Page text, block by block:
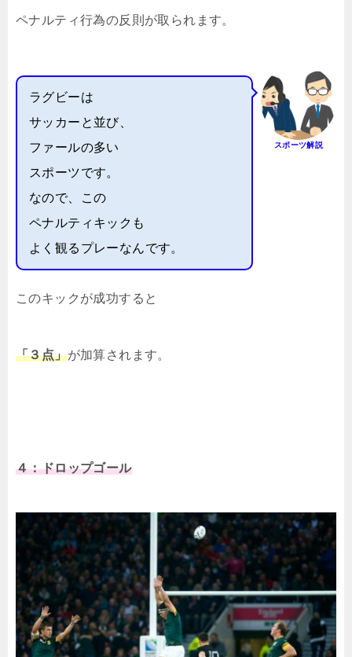
ペナルティ行為の反則が取られます。
ラグビーは
サッカーと並び、
ファールの多い
スポーツです。
なので、この
ペナルティキックも
よく観るプレーなんです。
スポーツ解説
このキックが成功すると
「３点」が加算されます。
４：ドロップゴール